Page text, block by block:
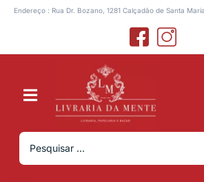
Endereço : Rua Dr. Bozano, 1281 Calçadão de Santa